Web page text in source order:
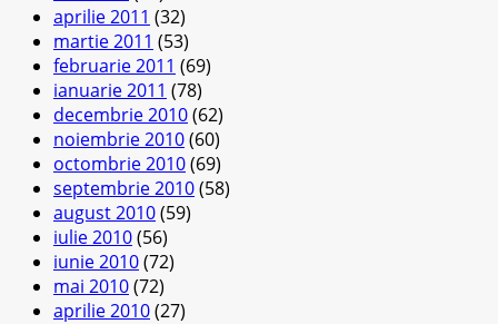
aprilie 2011 (32)
martie 2011 (53)
februarie 2011 (69)
ianuarie 2011 (78)
decembrie 2010(62)
noiembrie 2010(60)
octombrie 2010(69)
septembrie 2010(58)
august 2010(59)
iulie 2010(56)
iunie 2010(72)
mai 2010(72)
aprilie 2010(27)